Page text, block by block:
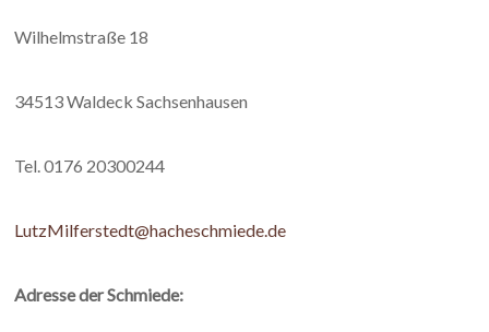
Wilhelmstraße 18
34513 Waldeck Sachsenhausen
Tel. 0176 20300244
LutzMilferstedt@hacheschmiede.de
Adresse der Schmiede: